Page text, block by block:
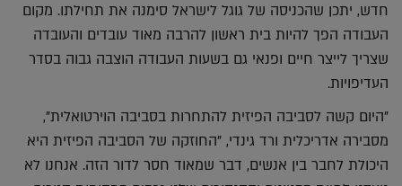
חדש, יתכן שהכניסה של גוגל לישראל סימנה את תחילתו. מקום
העבודה הפך להיות בית ראשון להרבה מאוד עובדים והעובדה
שצריך לייצר חיים ופנאי גם בשעות העבודה הוצבה גבוה בסדר
העדיפויות.
"היום קשה לסביבה הפיזית להתחרות בסביבה הוירטואלית",
מסבירה אדריכלית ורד גינדי, "החוזקה של הסביבה הפיזית היא
היכולת לחבר בין אנשים, דבר שמאוד חסר לדור הזה. אנחנו לא